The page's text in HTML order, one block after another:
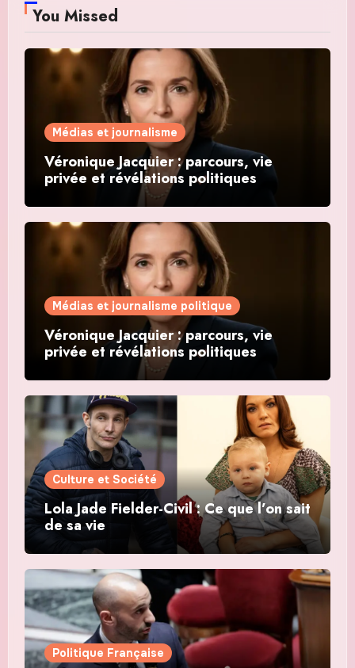
You Missed
Médias et journalisme
Véronique Jacquier : parcours, vie
privée et révélations politiques
Médias et journalisme politique
Véronique Jacquier : parcours, vie
privée et révélations politiques
Culture et Société
Lola Jade Fielder-Civil : Ce que l’on sait
de sa vie
Politique Française